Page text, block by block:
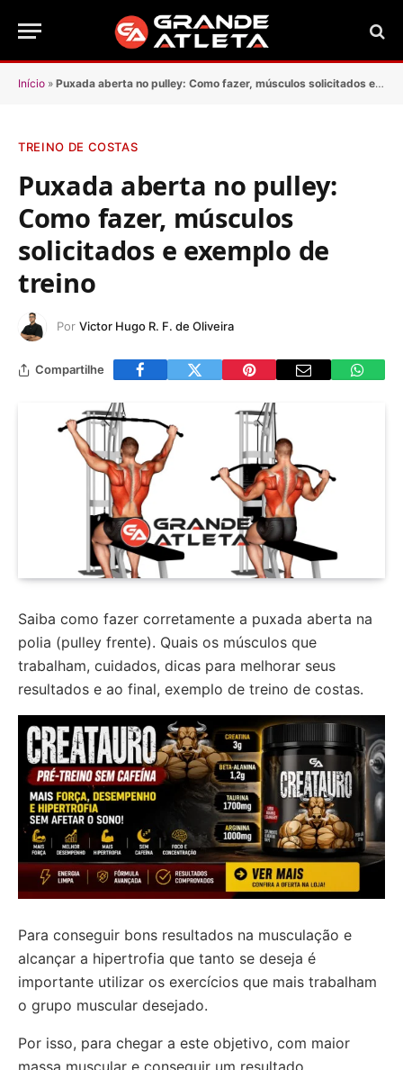
Início » Puxada aberta no pulley: Como fazer, músculos solicitados e exemplo de treino
TREINO DE COSTAS
Puxada aberta no pulley:
Como fazer, músculos
solicitados e exemplo de
treino
Por Victor Hugo R. F. de Oliveira
Compartilhe
Saiba como fazer corretamente a puxada aberta na
polia (pulley frente). Quais os músculos que
trabalham, cuidados, dicas para melhorar seus
resultados e ao final, exemplo de treino de costas.
Para conseguir bons resultados na musculação e
alcançar a hipertrofia que tanto se deseja é
importante utilizar os exercícios que mais trabalham
o grupo muscular desejado.
Por isso, para chegar a este objetivo, com maior